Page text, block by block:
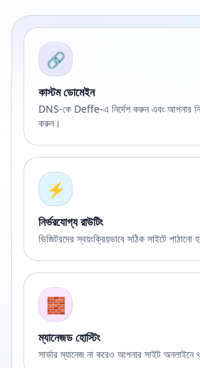
🔗
কাস্টম ডোমেইন
DNS-কে Deffe-এ নির্দেশ করুন এবং আপনার
করুন।
⚡
নির্ভরযোগ্য রাউটিং
ভিজিটরদের স্বয়ংক্রিয়ভাবে সঠিক সাইটে পাঠানো
🧱
ম্যানেজড হোস্টিং
সার্ভার ম্যানেজ না করেও আপনার সাইট অনলাইনে